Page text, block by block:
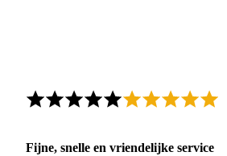
Fijne, snelle en vriendelijke service